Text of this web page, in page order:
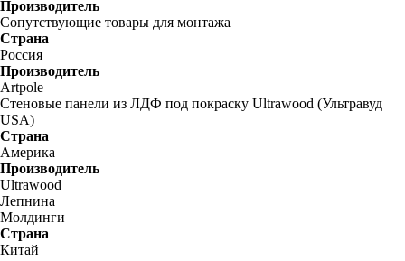
Производитель
Сопутствующие товары для монтажа
Страна
Россия
Производитель
Artpole
Стеновые панели из ЛДФ под покраску Ultrawood (Ультравуд
USA)
Страна
Америка
Производитель
Ultrawood
Лепнина
Молдинги
Страна
Китай